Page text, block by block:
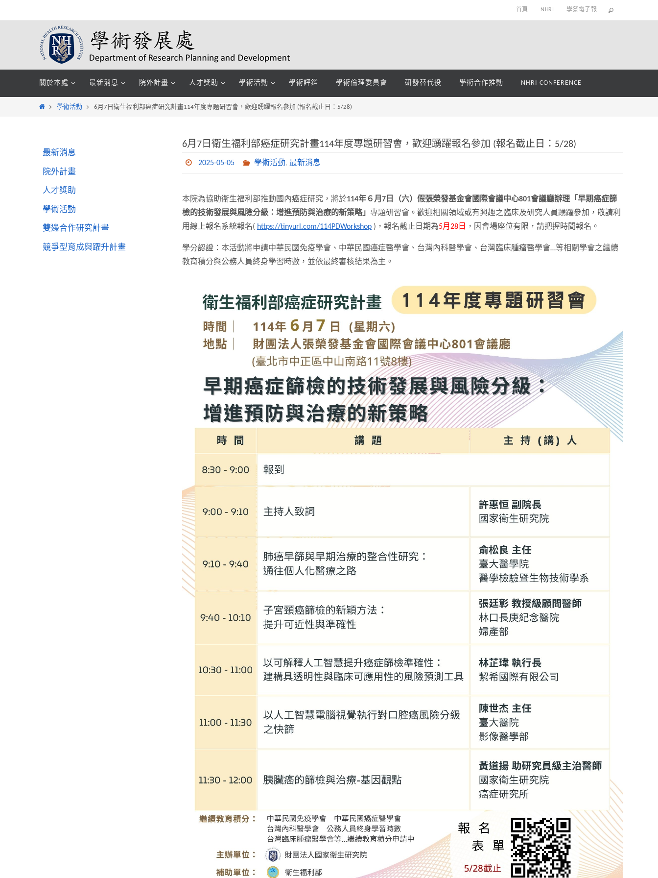
to
首頁 NHRI 學發電子報
關於本處 最新消息 院外計畫 人才獎助 學術活動 學術評鑑 學術倫理委員會 研發替代役 學術合作推動 NHRI CONFERENCE
Home學術活動 6月7日衛生福利部癌症研究計畫114年度專題研習會，歡迎踴躍報名參加 (報名截止日：5/28)
6月7日衛生福利部癌症研究計畫114年度專題研習會，歡迎踴躍報名參加 (報名截止日：5/28)
2025-05-05 學術活動, 最新消息
本院為協助衛生福利部推動國內癌症研究，將於114年６月7日（六）假張榮發基金會國際會議中心801會議廳辦理「早期癌症篩
檢的技術發展與風險分級：增進預防與治療的新策略」 專題研習會。歡迎相關領域或有興趣之臨床及研究人員踴躍參加，敬請利
用線上報名系統報名( https://tinyurl.com/114PDWorkshop )，報名截止日期為5月28日 ，因會場座位有限，請把握時間報名。
學分認證：本活動將申請中華民國免疫學會、中華民國癌症醫學會、台灣內科醫學會、台灣臨床腫瘤醫學會…等相關學會之繼續
教育積分與公務人員終身學習時數，並依最終審核結果為主。
最新消息
院外計畫
人才獎助
學術活動
雙邊合作研究計畫
競爭型育成與躍升計畫